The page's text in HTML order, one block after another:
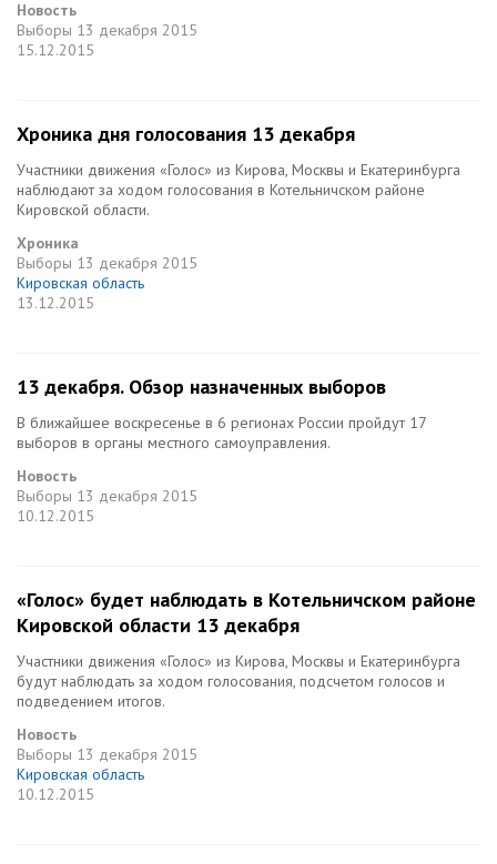
Новость
Выборы 13 декабря 2015
15.12.2015
Хроника дня голосования 13 декабря
Участники движения «Голос» из Кирова, Москвы и Екатеринбурга
наблюдают за ходом голосования в Котельничском районе
Кировской области.
Хроника
Выборы 13 декабря 2015
Кировская область
13.12.2015
13 декабря. Обзор назначенных выборов
В ближайшее воскресенье в 6 регионах России пройдут 17
выборов в органы местного самоуправления.
Новость
Выборы 13 декабря 2015
10.12.2015
«Голос» будет наблюдать в Котельничском районе
Кировской области 13 декабря
Участники движения «Голос» из Кирова, Москвы и Екатеринбурга
будут наблюдать за ходом голосования, подсчетом голосов и
подведением итогов.
Новость
Выборы 13 декабря 2015
Кировская область
10.12.2015